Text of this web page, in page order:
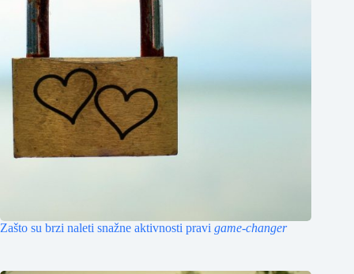
Zašto su brzi naleti snažne aktivnosti pravi game-changer